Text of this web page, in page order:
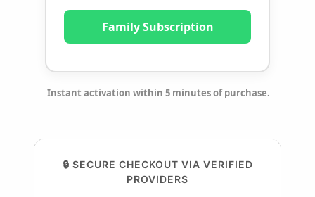
Family Subscription
Instant activation within 5 minutes of purchase.
🔒 SECURE CHECKOUT VIA VERIFIED
PROVIDERS